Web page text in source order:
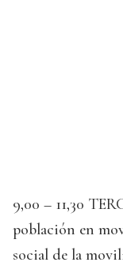
9,00 – 11,30
población en
social de la